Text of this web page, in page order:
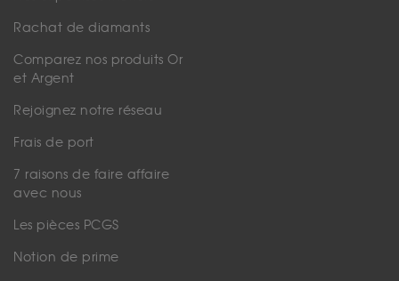
Rachat de diamants
Comparez nos produits Or
et Argent
Rejoignez notre réseau
Frais de port
7 raisons de faire affaire
avec nous
Les pièces PCGS
Notion de prime